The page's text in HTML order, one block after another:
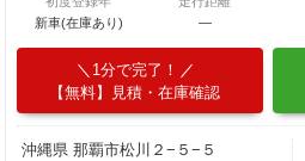
新車(在庫あり)
―
1分で完了！
【無料】見積・在庫確認
沖縄県 那覇市松川２−５−５